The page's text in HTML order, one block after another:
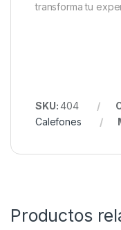
transforma tu
SKU:404
Calefones
Productos